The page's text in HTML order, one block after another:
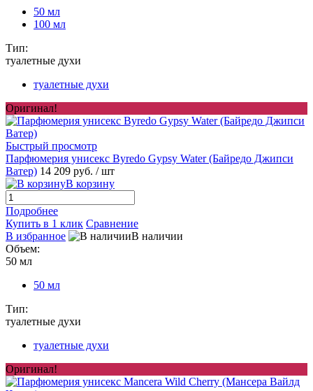
50 мл
100 мл
Тип:
туалетные духи
туалетные духи
Оригинал!
Быстрый просмотр
Парфюмерия унисекс Byredo Gypsy Water (Байредо Джипси
Ватер) 14 209 руб. / шт
В корзину
Подробнее
Купить в 1 клик Сравнение
В избранное
В наличии
Объем:
50 мл
50 мл
Тип:
туалетные духи
туалетные духи
Оригинал!